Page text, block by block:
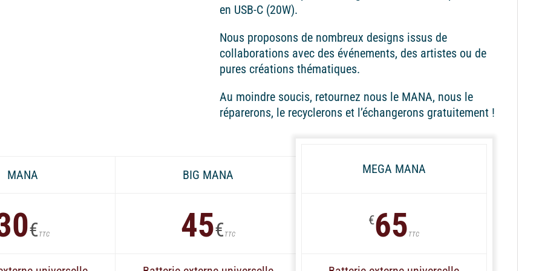
en USB-C (20W).
Nous proposons de nombreux designs issus de
collaborations avec des événements, des artistes ou de
pures créations thématiques.
Au moindre soucis, retournez nous le MANA, nous le
réparerons, le recyclerons et l’échangerons gratuitement !
MANA
€ TTC
BIG MANA
45€ TTC
MEGA MANA
€65 TTC